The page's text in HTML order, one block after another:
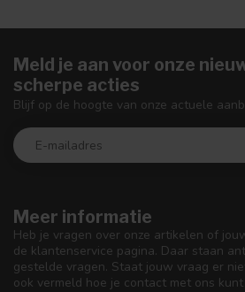
Meer informatie
Heb je vragen over onze artikelen of
de klantenservice pagina. Daar staan
gestelde vragen. Staat jouw vraag er
ook vermeld hoe je contact met ons kunt
Meld je aan voor onze
scherpe acties
Blijf op de hoogte van onze actuele